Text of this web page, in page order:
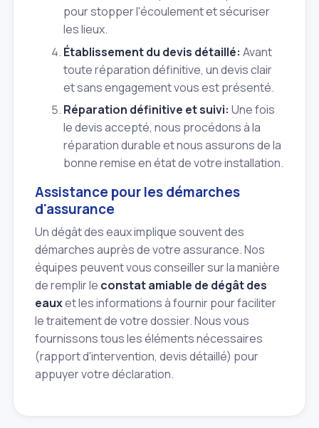
pour stopper l'écoulement et sécuriser
les lieux.
Établissement du devis détaillé: Avant
toute réparation définitive, un devis clair
et sans engagement vous est présenté.
Réparation définitive et suivi: Une fois
le devis accepté, nous procédons à la
réparation durable et nous assurons de la
bonne remise en état de votre installation.
Assistance pour les démarches
d'assurance
Un dégât des eaux implique souvent des
démarches auprès de votre assurance. Nos
équipes peuvent vous conseiller sur la manière
de remplir le constat amiable de dégât des
eauxet les informations à fournir pour faciliter
le traitement de votre dossier. Nous vous
fournissons tous les éléments nécessaires
(rapport d'intervention, devis détaillé) pour
appuyer votre déclaration.